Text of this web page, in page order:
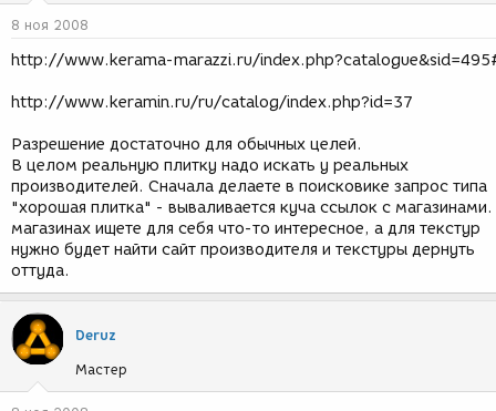
8 ноя 2008
http://www.kerama-marazzi.ru/
http://www.keramin.ru/ru/catalog/index.php?id=37
Разрешение достаточно для обычных целей.
В целом реальную плитку надо искать у реальных
производителей. Сначала делаете в поисковике запрос типа
"хорошая плитка" - вываливается куча ссылок с
магазинах ищете для себя что-то интересное, а для текстур
нужно будет найти сайт производителя и текстуры дернуть
оттуда.
Deruz
Мастер